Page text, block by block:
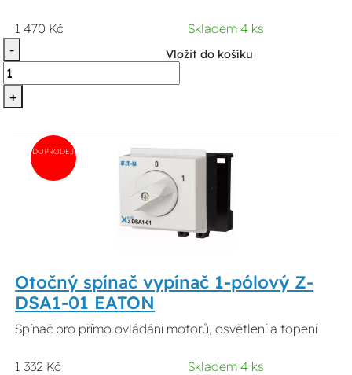
1 470 Kč
Skladem 4 ks
-
+
Vložit do košíku
DOPRODEJ
Otočný spínač vypínač 1-pólový Z-
DSA1-01 EATON
Spínač pro přímo ovládání motorů, osvětlení a topení
1 332 Kč
Skladem 4 ks